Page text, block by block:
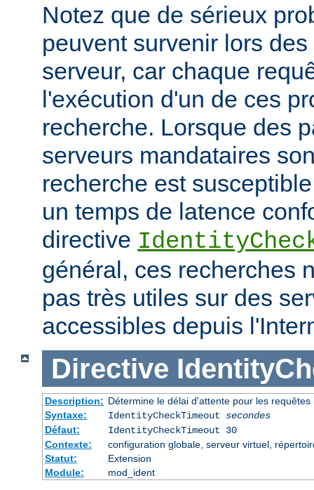
Notez que de sérieux
peuvent survenir lors
serveur, car chaque
l'exécution d'un de ces
recherche. Lorsque des
serveurs mandataires
recherche est
un temps de latence
directive
général, ces recherches
pas très utiles sur des
accessibles depuis
Directive
Description: Détermine le délai d'attente pour les requêtes
Syntaxe:
IdentityCheckTimeout secondes
Défaut:
IdentityCheckTimeout 30
Contexte:
configuration globale, serveur virtuel,
Statut:
Extension
Module:
mod_ident